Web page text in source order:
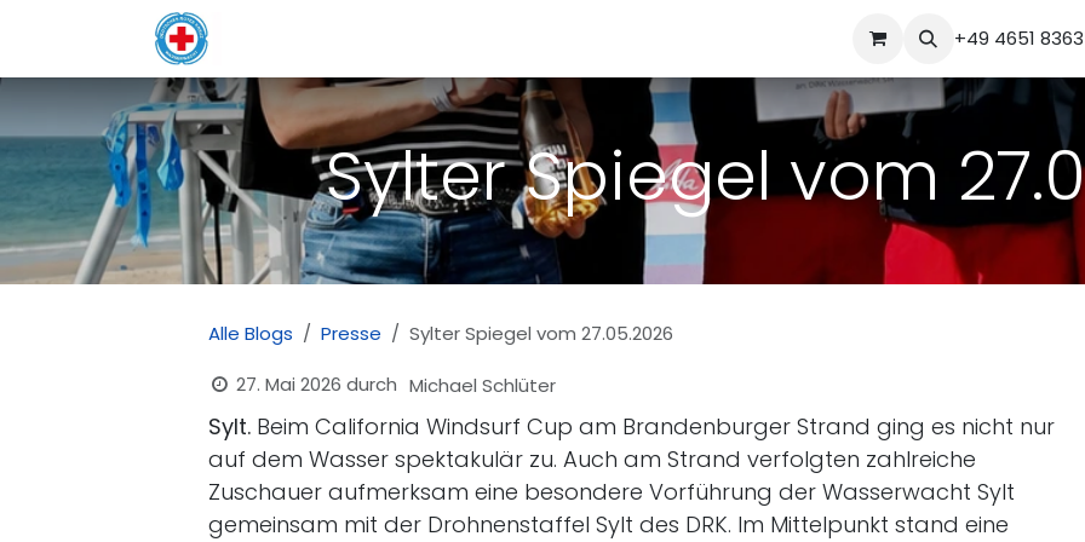
Zum Inhalt springen
Impressionen Sponsoring
+49 4651
Sylter Spiegel vom
Alle Blogs Presse
Sylter Spiegel vom 27.05.2026
27. Mai 2026 durch Michael Schlüter
Sylt. Beim California Windsurf Cup am Brandenburger Strand ging es nicht nur
auf dem Wasser spektakulär zu. Auch am Strand verfolgten zahlreiche
Zuschauer aufmerksam eine besondere Vorführung der Wasserwacht Sylt
gemeinsam mit der Drohnenstaffel Sylt des DRK. Im Mittelpunkt stand eine